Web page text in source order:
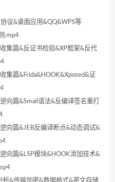
议&桌面应用&QQ&WPS等
.mp4
集篇&反证书检验&XP框架&反代
集篇&Frida&HOOK&Xposed&证
向篇&Smail语法&反编译签名重打
向篇&JEB反编译断点&动态调试&
向篇&LSP模块&HOOK添加技术&
&传输加密&数据格式&密文存储